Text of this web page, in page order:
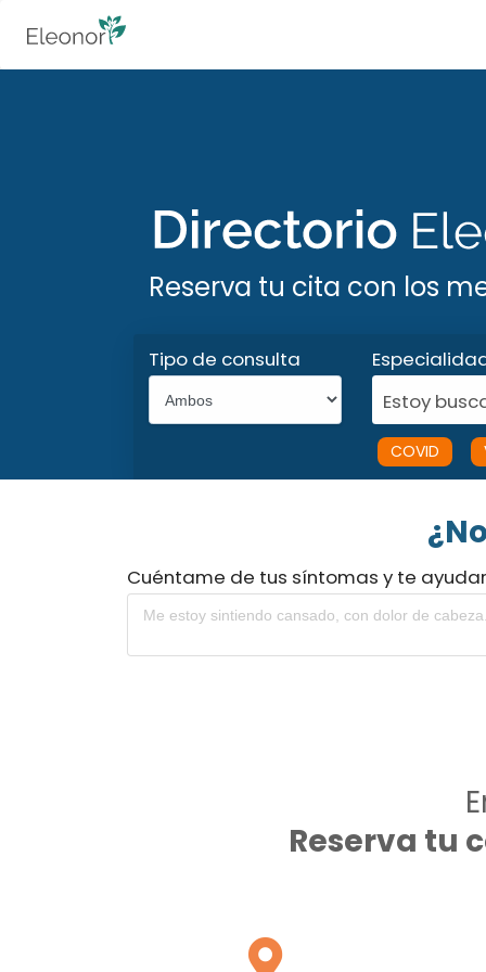
Reserva tu cita con los
Tipo de consulta
Estoy
COVID
Cuéntame de tus síntomas y te
Reserva tu